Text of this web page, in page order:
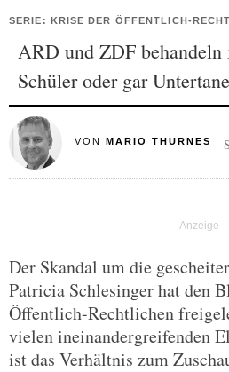
SERIE: KRISE DER ÖFFENTLICH-
ARD und ZDF behandeln
Schüler oder gar
VON MARIO THURNES
Der Skandal um die
Patricia Schlesinger hat den
Öffentlich-Rechtlichen
vielen ineinandergreifenden
ist das Verhältnis zum